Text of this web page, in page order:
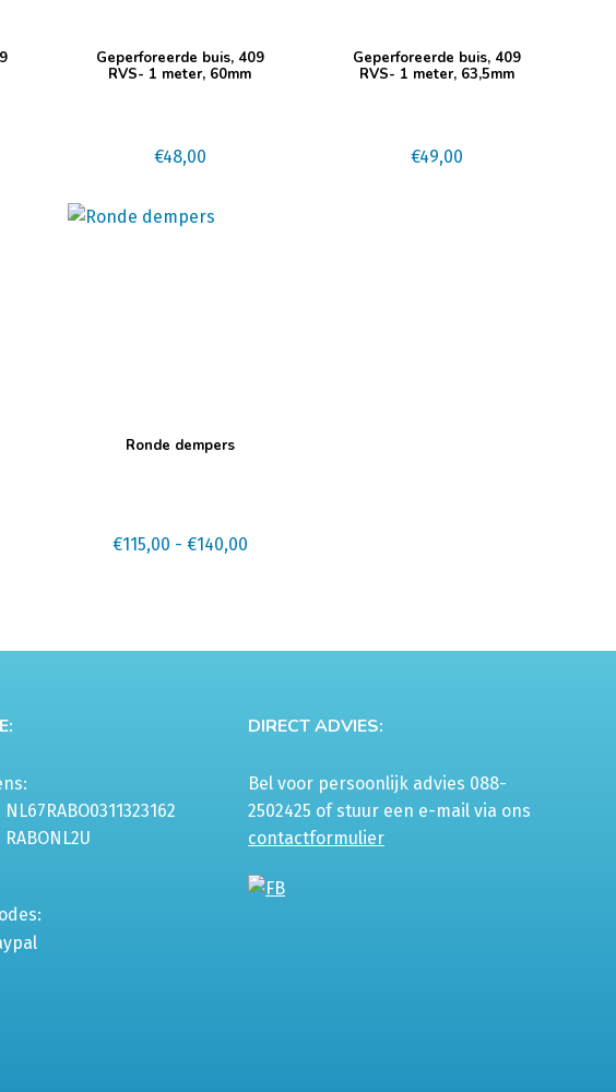
Geperforeerde buis, 409
RVS- 1 meter, 60mm
€48,00
Geperforeerde buis, 409
RVS- 1 meter, 63,5mm
€49,00
variaties.
gekozen
Ronde dempers
€115,00 - €140,00Prijsklasse:
NL67RABO0311323162
RABONL2U
DIRECT ADVIES:
Bel voor persoonlijk advies 088-
2502425 of stuur een e-mail via ons
contactformulier